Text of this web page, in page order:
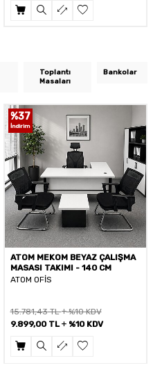
Toplantı
Masaları
Bankolar
%38
İndirim
ATOM MEKOM BAROK ÇALIŞMA
MASASI TAKIMI - 120 CM
ATOM OFİS
15.513,93TL %10 KDV
9.649,00TL %10 KDV